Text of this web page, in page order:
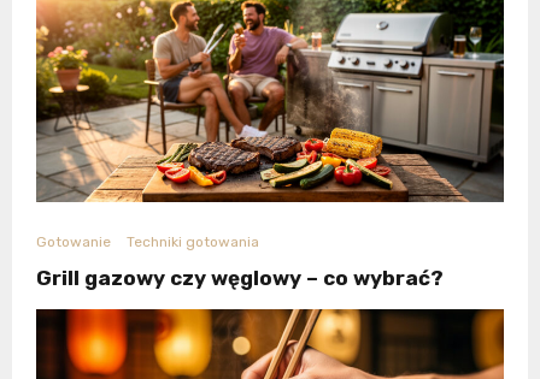
Gotowanie Techniki gotowania
Grill gazowy czy węglowy – co wybrać?